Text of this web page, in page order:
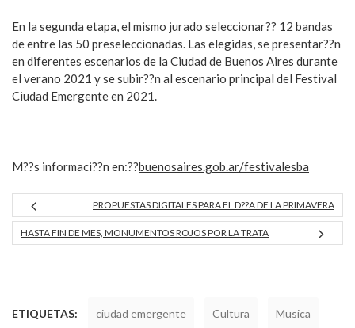
En la segunda etapa, el mismo jurado seleccionar?? 12 bandas
de entre las 50 preseleccionadas. Las elegidas, se presentar??n
en diferentes escenarios de la Ciudad de Buenos Aires durante
el verano 2021 y se subir??n al escenario principal del Festival
Ciudad Emergente en 2021.
M??s informaci??n en:??buenosaires.gob.ar/festivalesba
PROPUESTAS DIGITALES PARA EL D??A DE LA PRIMAVERA
HASTA FIN DE MES, MONUMENTOS ROJOS POR LA TRATA
ETIQUETAS: ciudad emergente Cultura Musica